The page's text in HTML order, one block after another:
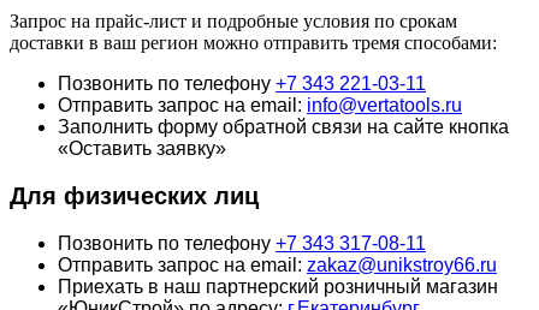
Запрос на прайс-лист и подробные условия по срокам
доставки в ваш регион можно отправить тремя способами:
Позвонить по телефону +7 343 221-03-11
Отправить запрос на email: info@vertatools.ru
Заполнить форму обратной связи на сайте кнопка
«Оставить заявку»
Для физических лиц
Позвонить по телефону +7 343 317-08-11
Отправить запрос на email: zakaz@unikstroy66.ru
Приехать в наш партнерский розничный магазин